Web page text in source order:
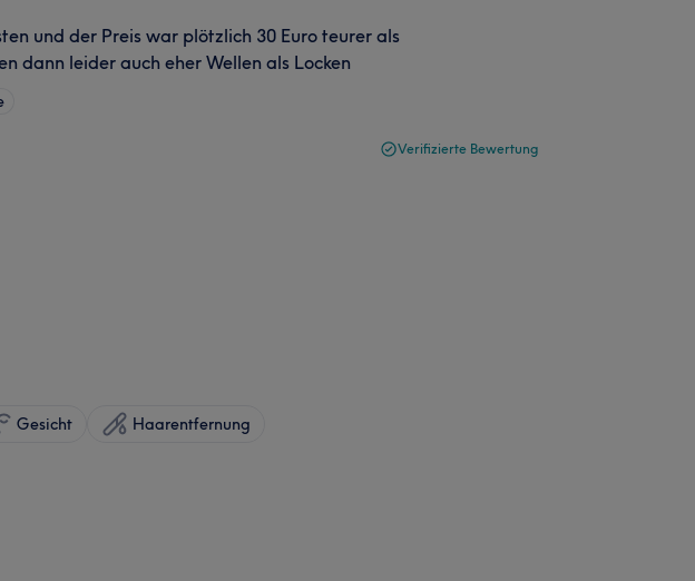
und der Preis war plötzlich 30 Euro teurer als
dann leider auch eher Wellen als Locken
Verifizierte Bewertung
Gesicht Haarentfernung